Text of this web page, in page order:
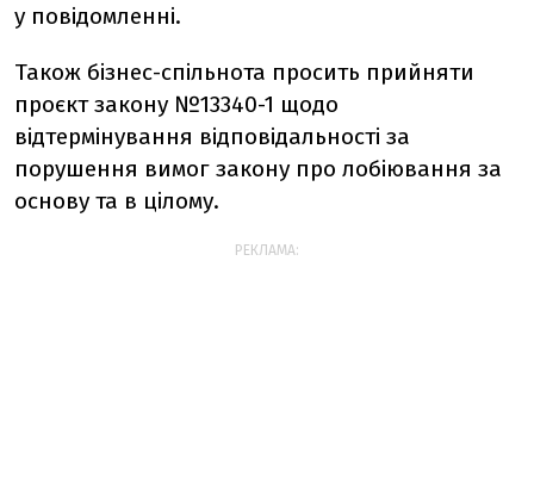
у повідомленні.
Також бізнес-спільнота просить прийняти
проєкт закону №13340-1 щодо
відтермінування відповідальності за
порушення вимог закону про лобіювання за
основу та в цілому.
РЕКЛАМА: